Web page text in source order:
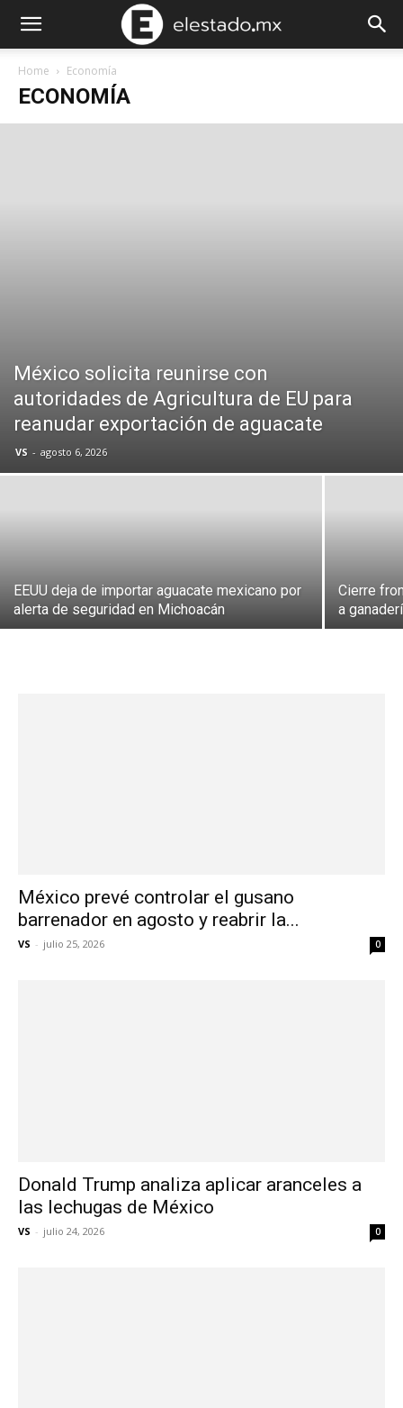
Home Economía
ECONOMÍA
México solicita reunirse con
autoridades de Agricultura de EU para
reanudar exportación de aguacate
VS - agosto 6, 2026
EEUU deja de importar aguacate mexicano por
alerta de seguridad en Michoacán
Cierre
a
México prevé controlar el gusano
barrenador en agosto y reabrir la...
VS - julio 25, 2026 0
Donald Trump analiza aplicar aranceles a
las lechugas de México
VS - julio 24, 2026 0